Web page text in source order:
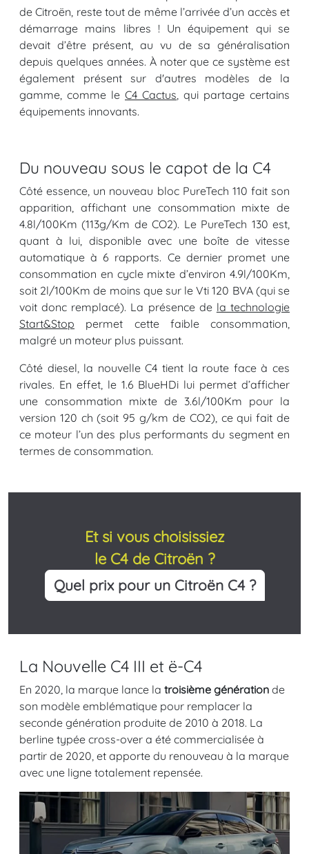
de Citroën, reste tout de même l’arrivée d’un accès et
démarrage mains libres ! Un équipement qui se
devait d’être présent, au vu de sa généralisation
depuis quelques années. À noter que ce système est
également présent sur d'autres modèles de la
gamme, comme le C4 Cactus, qui partage certains
équipements innovants.
Du nouveau sous le capot de la C4
Côté essence, un nouveau bloc PureTech 110 fait son
apparition, affichant une consommation mixte de
4.8l/100Km (113g/Km de CO2). Le PureTech 130 est,
quant à lui, disponible avec une boîte de vitesse
automatique à 6 rapports. Ce dernier promet une
consommation en cycle mixte d’environ 4.9l/100Km,
soit 2l/100Km de moins que sur le Vti 120 BVA (qui se
voit donc remplacé). La présence de la technologie
Start&Stop permet cette faible consommation,
malgré un moteur plus puissant.
Côté diesel, la nouvelle C4 tient la route face à ces
rivales. En effet, le 1.6 BlueHDi lui permet d’afficher
une consommation mixte de 3.6l/100Km pour la
version 120 ch (soit 95 g/km de CO2), ce qui fait de
ce moteur l’un des plus performants du segment en
termes de consommation.
Et si vous choisissiez
le C4 de Citroën ?
Quel prix pour un Citroën C4 ?
La Nouvelle C4 III et ë-C4
En 2020, la marque lance la troisième génération de
son modèle emblématique pour remplacer la
seconde génération produite de 2010 à 2018. La
berline typée cross-over a été commercialisée à
partir de 2020, et apporte du renouveau à la marque
avec une ligne totalement repensée.